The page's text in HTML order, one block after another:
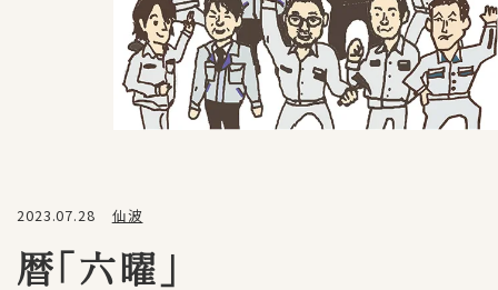
2023.07.28 仙波
暦「六曜」